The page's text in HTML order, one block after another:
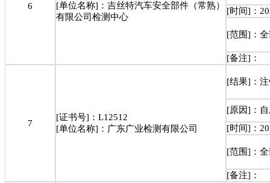
6
[单位名称]：吉丝特汽车安全部件（常熟）
有限公司检测中心
[时间]：
[范围]：
[备注]：
7
[证书号]：L12512
[单位名称]：广东广业检测有限公司
[结果]：
[原因]：
[时间]：
[范围]：
[备注]：